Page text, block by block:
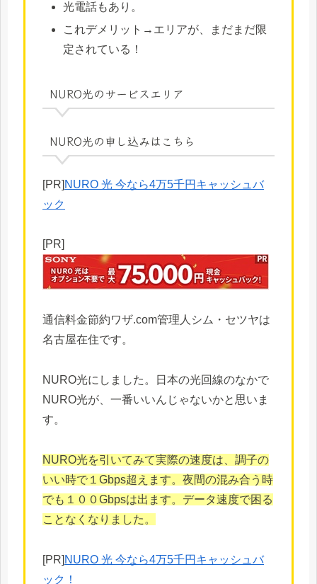
光電話もあり。
これデメリット→エリアが、まだまだ限
定されている！
NURO光のサービスエリア
NURO光の申し込みはこちら
[PR] NURO 光 今なら4万5千円キャッシュバ
ック
[PR]
通信料金節約ワザ.com管理人シム・セツヤは
名古屋在住です。
NURO光にしました。日本の光回線のなかで
NURO光が、一番いいんじゃないかと思いま
す。
NURO光を引いてみて実際の速度は、調子の
いい時で１Gbps超えます。夜間の混み合う時
でも１００Gbpsは出ます。データ速度で困る
ことなくなりました。
[PR] NURO 光 今なら4万5千円キャッシュバ
ック！